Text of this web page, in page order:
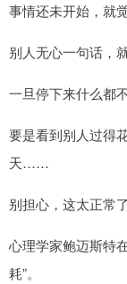
事情还未开始，就
别人无心一句话，
一旦停下来什么都
要是看到别人过得
天……
别担心，这太正常了
心理学家鲍迈斯特
耗”。